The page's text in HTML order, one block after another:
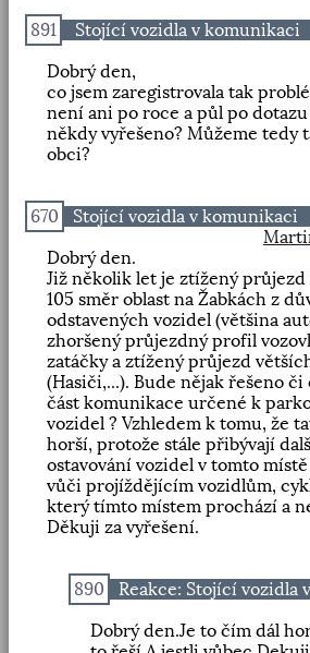
891
Stojící vozidla v komunikaci
Dobrý den,
co jsem zaregistrovala tak
není ani po roce a půl po dotazu
někdy vyřešeno? Můžeme tedy
obci?
670
Stojící vozidla v komunikaci
Dobrý den.
Již několik let je ztížený
105 směr oblast na Žabkách z
odstavených vozidel (většina
zhoršený průjezdný profil
zatáčky a ztížený průjezd
(Hasiči,...). Bude nějak řešeno
část komunikace určené k
vozidel ? Vzhledem k tomu, že
horší, protože stále přibývají
ostavování vozidel v tomto
vůči projíždějícím vozidlům,
který tímto místem prochází a
Děkuji za vyřešení.
890
Reakce: Stojící vozidla
Dobrý den.Je to čím dál